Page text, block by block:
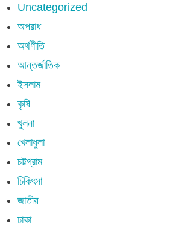
Uncategorized
অপরাধ
অর্থণীতি
আন্তর্জাতিক
ইসলাম
কৃষি
খুলনা
খেলাধুলা
চট্টগ্রাম
চিকিৎসা
জাতীয়
ঢাকা